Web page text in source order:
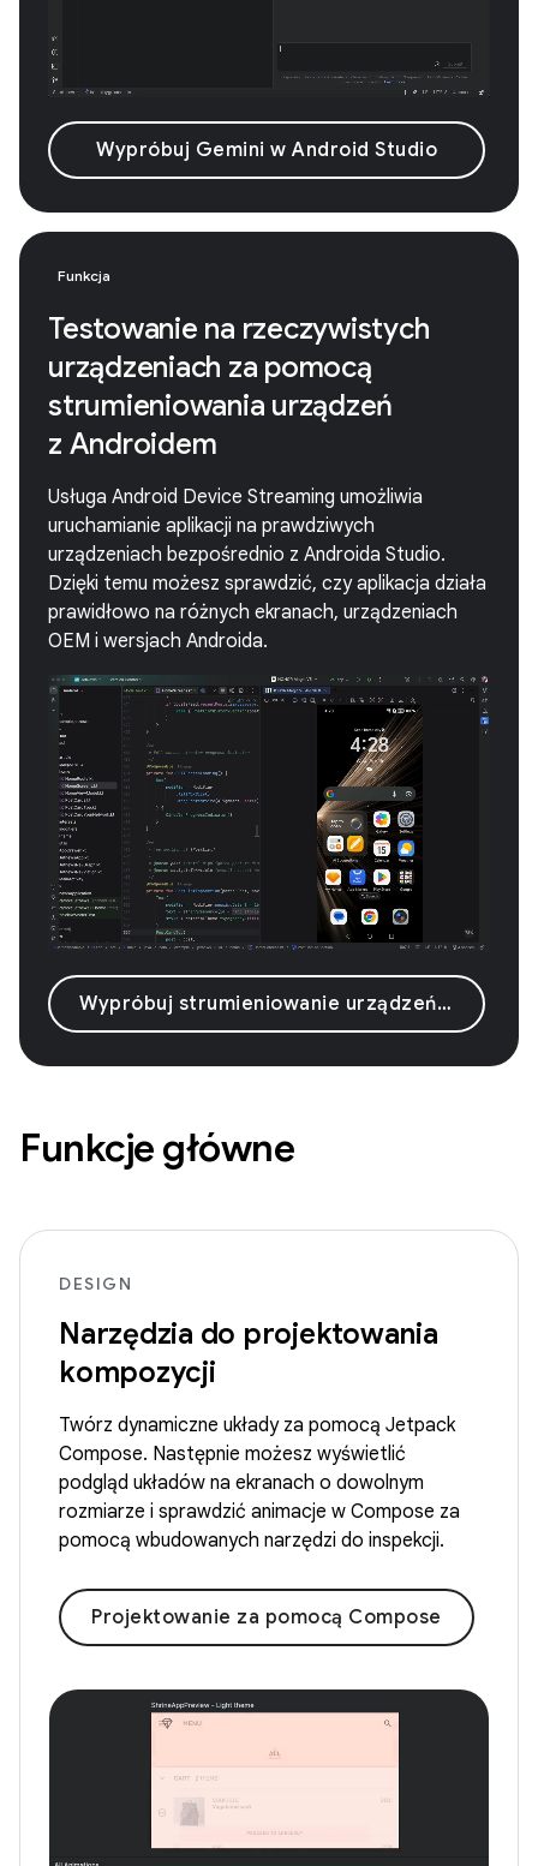
Wypróbuj Gemini w Android Studio
Funkcja
Testowanie na rzeczywistych
urządzeniach za pomocą
strumieniowania urządzeń
z Androidem
Usługa Android Device Streaming umożliwia
uruchamianie aplikacji na prawdziwych
urządzeniach bezpośrednio z Androida Studio.
Dzięki temu możesz sprawdzić, czy aplikacja działa
prawidłowo na różnych ekranach, urządzeniach
OEM i wersjach Androida.
Wypróbuj strumieniowanie urządzeń z Androidem
Funkcje główne
DESIGN
Narzędzia do projektowania
kompozycji
Twórz dynamiczne układy za pomocą Jetpack
Compose. Następnie możesz wyświetlić
podgląd układów na ekranach o dowolnym
rozmiarze i sprawdzić animacje w Compose za
pomocą wbudowanych narzędzi do inspekcji.
Projektowanie za pomocą Compose